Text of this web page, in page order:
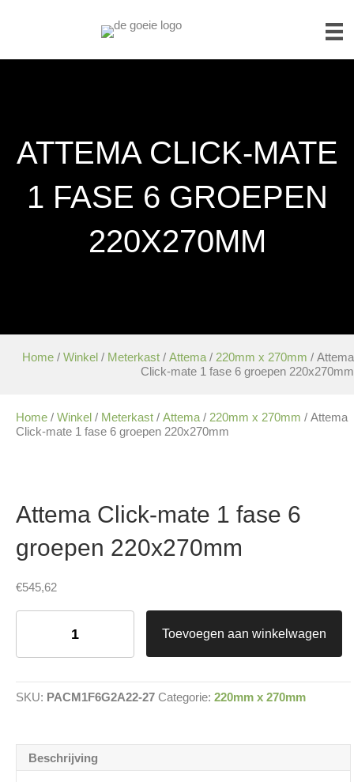
ATTEMA CLICK-MATE
1 FASE 6 GROEPEN
220X270MM
Home / Winkel / Meterkast / Attema / 220mm x 270mm / Attema
Click-mate 1 fase 6 groepen 220x270mm
Home / Winkel / Meterkast / Attema / 220mm x 270mm / Attema
Click-mate 1 fase 6 groepen 220x270mm
Attema Click-mate 1 fase 6
groepen 220x270mm
€545,62
Attema
1
groepen
Toevoegen aan winkelwagen
SKU: PACM1F6G2A22-27 Categorie: 220mm x 270mm
Beschrijving